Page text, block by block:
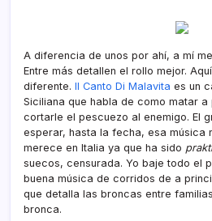
A diferencia de unos por ahí­, a mí­
Entre más detallen el rollo mejor.
diferente. Il Canto Di Malavita es un
Siciliana que habla de como matar
cortarle el pescuezo al enemigo. El
esperar, hasta la fecha, esa música
merece en Italia ya que ha sido
suecos, censurada. Yo baje todo el
buena música de corridos de a
que detalla las broncas entre
bronca.